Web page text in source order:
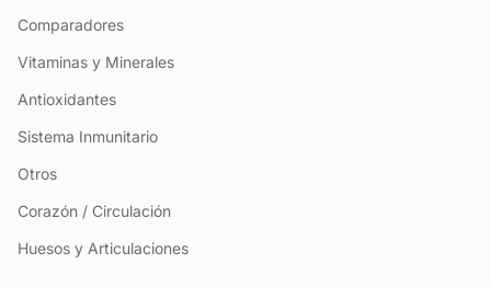
Comparadores
Vitaminas y Minerales
Antioxidantes
Sistema Inmunitario
Otros
Corazón / Circulación
Huesos y Articulaciones